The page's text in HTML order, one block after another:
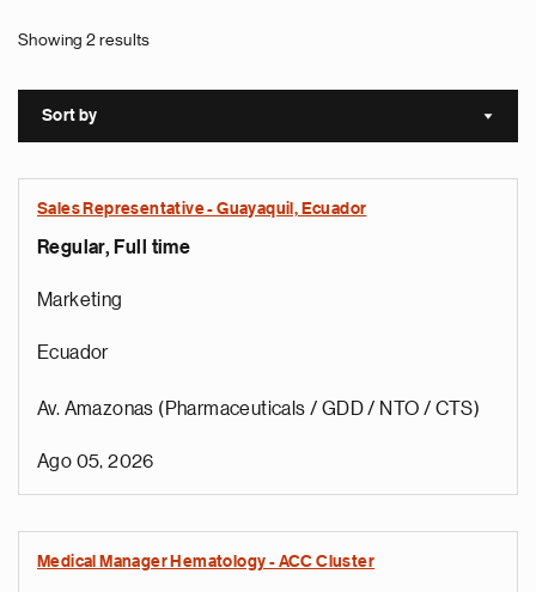
Showing 2 results
Sort by Sort
Sales Representative - Guayaquil, Ecuador
Regular, Full time
Marketing
Ecuador
Av. Amazonas (Pharmaceuticals / GDD / NTO / CTS)
Ago 05, 2026
Medical Manager Hematology - ACC Cluster